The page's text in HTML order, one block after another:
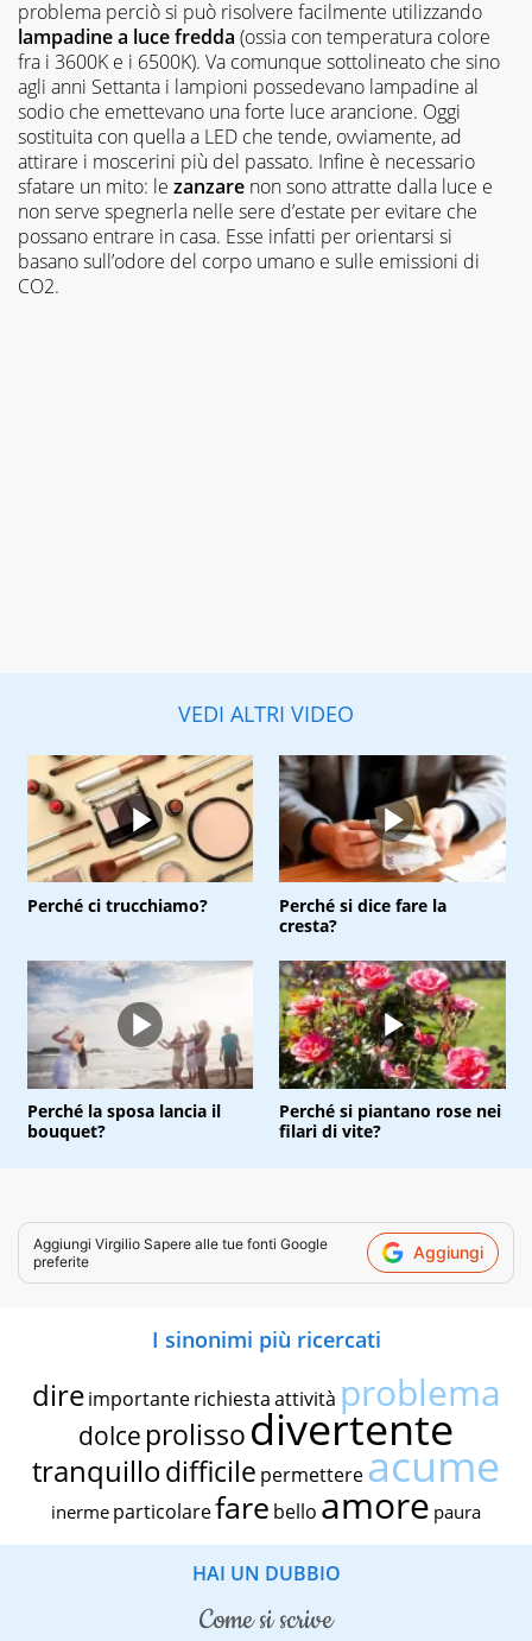
problema perciò si può risolvere facilmente utilizzando
lampadine a luce fredda (ossia con temperatura colore
fra i 3600K e i 6500K). Va comunque sottolineato che sino
agli anni Settanta i lampioni possedevano lampadine al
sodio che emettevano una forte luce arancione. Oggi
sostituita con quella a LED che tende, ovviamente, ad
attirare i moscerini più del passato. Infine è necessario
sfatare un mito: le zanzare non sono attratte dalla luce e
non serve spegnerla nelle sere d’estate per evitare che
possano entrare in casa. Esse infatti per orientarsi si
basano sull’odore del corpo umano e sulle emissioni di
CO2.
VEDI ALTRI VIDEO
Perché ci trucchiamo?
Perché si dice fare la
cresta?
Perché la sposa lancia il
bouquet?
Perché si piantano rose nei
filari di vite?
Aggiungi Virgilio Sapere alle tue fonti Google
preferite
Aggiungi
I sinonimi più ricercati
dire importante richiestaattività problema
dolce prolissodivertente
tranquillodifficile permettereacume
inerme particolarefare bello amore paura
HAI UN DUBBIO
come si scrive